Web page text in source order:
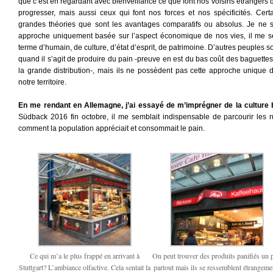
progresser, mais aussi ceux qui font nos forces et nos spécificités.
grandes théories que sont les avantages comparatifs ou absolus. Je ne
approche uniquement basée sur l’aspect économique de nos vies, il me
terme d’humain, de culture, d’état d’esprit, de patrimoine. D’autres peuples
quand il s’agit de produire du pain -preuve en est du bas coût des
la grande distribution-, mais ils ne possèdent pas cette approche unique
notre territoire.
En me rendant en Allemagne, j’ai essayé de m’imprégner de la culture
Südback 2016 fin octobre, il me semblait indispensable de parcourir les
comment la population appréciait et consommait le pain.
Ce qui m’a le plus frappé en arrivant à
Stuttgart? L’ambiance olfactive. Cela sentait la
On peut trouver des produits panifiés un
partout mais ils se ressemblent